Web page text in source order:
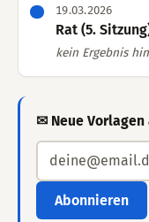
19.03.2026
Rat (5.
kein Ergebnis
✉ Neue
Abonnieren